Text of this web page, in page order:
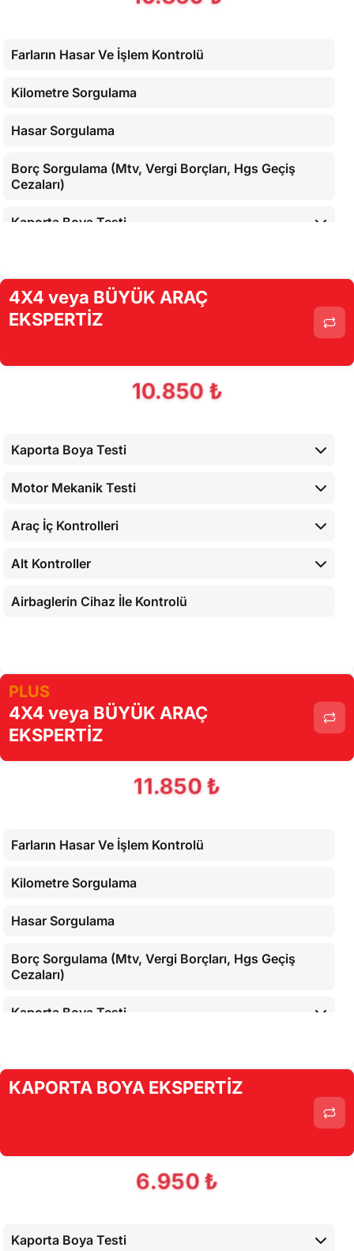
Farların Hasar Ve İşlem Kontrolü
Kilometre Sorgulama
Hasar Sorgulama
Borç Sorgulama (Mtv, Vergi Borçları, Hgs Geçiş
Cezaları)
Kaporta Boya Testi
Araç İç Kontrolleri
4X4 veya BÜYÜK ARAÇ
EKSPERTİZ
10.850 ₺
Kaporta Boya Testi
Motor Mekanik Testi
Araç İç Kontrolleri
Alt Kontroller
Airbaglerin Cihaz İle Kontrolü
PLUS
4X4 veya BÜYÜK ARAÇ
EKSPERTİZ
11.850 ₺
Farların Hasar Ve İşlem Kontrolü
Kilometre Sorgulama
Hasar Sorgulama
Borç Sorgulama (Mtv, Vergi Borçları, Hgs Geçiş
Cezaları)
Kaporta Boya Testi
Araç İç Kontrolleri
KAPORTA BOYA EKSPERTİZ
6.950 ₺
Kaporta Boya Testi